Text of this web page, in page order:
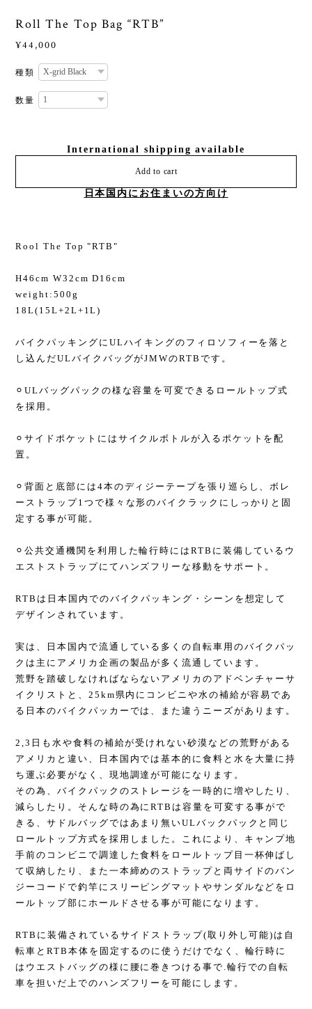
Roll The Top Bag “RTB”
¥44,000
種類
数量
International shipping available
Add to cart
日本国内にお住まいの方向け
Rool The Top "RTB"
H46cm W32cm D16cm
weight:500g
18L(15L+2L+1L)
バイクパッキングにULハイキングのフィロソフィーを落と
し込んだULバイクバッグがJMWのRTBです。
⚪︎ULバッグパックの様な容量を可変できるロールトップ式
を採用。
⚪︎サイドポケットにはサイクルボトルが入るポケットを配
置。
⚪︎背面と底部には4本のディジーテープを張り巡らし、ボレ
ーストラップ1つで様々な形のバイクラックにしっかりと固
定する事が可能。
⚪︎公共交通機関を利用した輪行時にはRTBに装備しているウ
エストストラップにてハンズフリーな移動をサポート。
RTBは日本国内でのバイクパッキング・シーンを想定して
デザインされています。
実は、日本国内で流通している多くの自転車用のバイクパッ
クは主にアメリカ企画の製品が多く流通しています。
荒野を踏破しなければならないアメリカのアドベンチャーサ
イクリストと、25km県内にコンビニや水の補給が容易であ
る日本のバイクパッカーでは、また違うニーズがあります。
2,3日も水や食料の補給が受けれない砂漠などの荒野がある
アメリカと違い、日本国内では基本的に食料と水を大量に持
ち運ぶ必要がなく、現地調達が可能になります。
その為、バイクパックのストレージを一時的に増やしたり、
減らしたり。そんな時の為にRTBは容量を可変する事がで
きる、サドルバッグではあまり無いULバックパックと同じ
ロールトップ方式を採用しました。これにより、キャンプ地
手前のコンビニで調達した食料をロールトップ目一杯伸ばし
て収納したり、また一本締めのストラップと両サイドのバン
ジーコードで釣竿にスリーピングマットやサンダルなどをロ
ールトップ部にホールドさせる事が可能になります。
RTBに装備されているサイドストラップ(取り外し可能)は自
転車とRTB本体を固定するのに使うだけでなく、輪行時に
はウエストバッグの様に腰に巻きつける事で.輪行での自転
車を担いだ上でのハンズフリーを可能にします。